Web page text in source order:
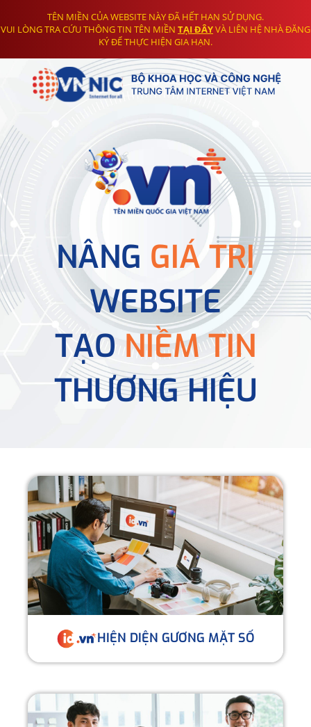
TÊN MIỀN CỦA WEBSITE NÀY ĐÃ HẾT HẠN SỬ DỤNG.
VUI LÒNG TRA CỨU THÔNG TIN TÊN MIỀN TẠI ĐÂYVÀ LIÊN HỆ NHÀ ĐĂNG
KÝ ĐỂ THỰC HIỆN GIA HẠN.
NÂNG GIÁ TRỊ
WEBSITE
TẠONIỀM TIN
THƯƠNG HIỆU
HIỆN DIỆN GƯƠNG MẶT SỐ